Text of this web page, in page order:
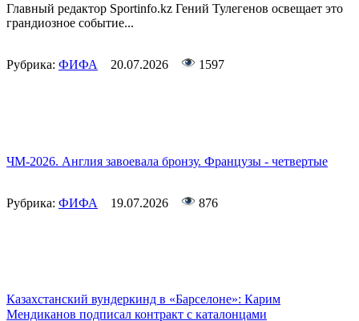
Главный редактор Sportinfo.kz Гений Тулегенов освещает это
грандиозное событие...
Рубрика: ФИФА 20.07.2026 1597
ЧМ-2026. Англия завоевала бронзу. Французы - четвертые
Рубрика: ФИФА 19.07.2026 876
Казахстанский вундеркинд в «Барселоне»: Карим
Мендиканов подписал контракт с каталонцами